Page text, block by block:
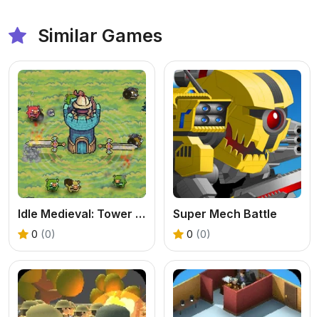
Similar Games
Idle Medieval: Tower Defense
0 (0)
Super Mech Battle
0 (0)